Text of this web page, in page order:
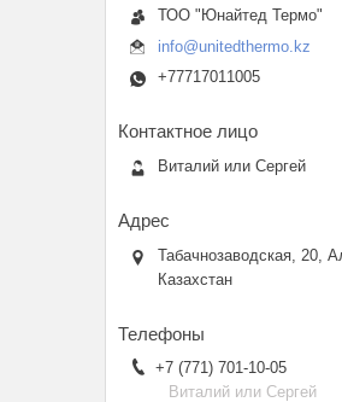
ТОО "Юнайтед Термо"
info@unitedthermo.kz
+77717011005
Виталий или Сергей
Табачнозаводская, 20,
Казахстан
+7 (771) 701-10-05
Виталий или Сергей